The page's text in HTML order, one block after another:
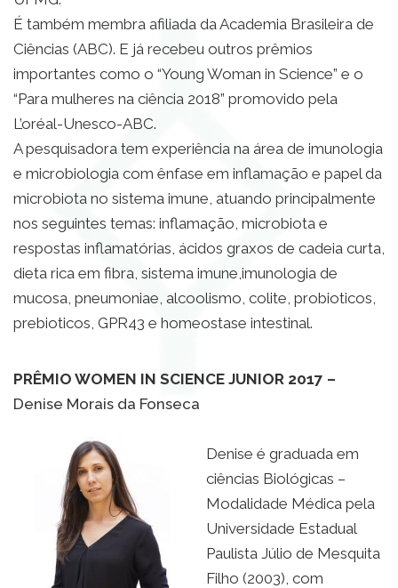
É também membra afiliada da Academia Brasileira de
Ciências (ABC). E já recebeu outros prêmios
importantes como o “Young Woman in Science” e o
“Para mulheres na ciência 2018” promovido pela
L’oréal-Unesco-ABC.
A pesquisadora tem experiência na área de imunologia
e microbiologia com ênfase em inflamação e papel da
microbiota no sistema imune, atuando principalmente
nos seguintes temas: inflamação, microbiota e
respostas inflamatórias, ácidos graxos de cadeia curta,
dieta rica em fibra, sistema imune,imunologia de
mucosa, pneumoniae, alcoolismo, colite, probioticos,
prebioticos, GPR43 e homeostase intestinal.
PRÊMIO WOMEN IN SCIENCE JUNIOR 2017 –
Denise Morais da Fonseca
Denise é graduada em
ciências Biológicas –
Modalidade Médica pela
Universidade Estadual
Paulista Júlio de Mesquita
Filho (2003), com